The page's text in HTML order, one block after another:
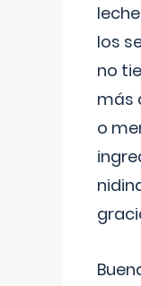
los
no
más
o